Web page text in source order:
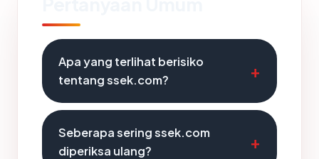
Apa yang terlihat berisiko
tentang ssek.com?
Seberapa sering ssek.com
diperiksa ulang?